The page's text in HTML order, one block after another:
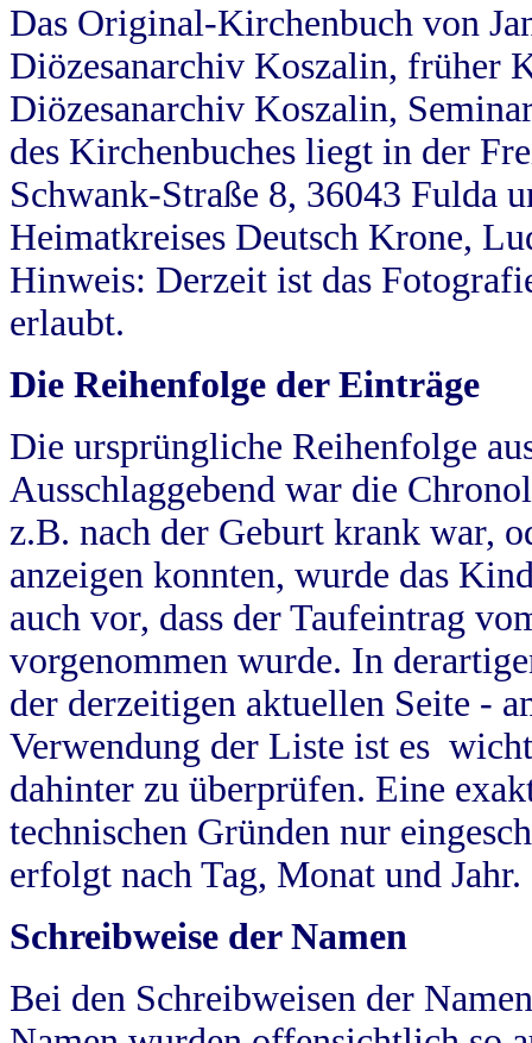
Das Original-Kirchenbuch von
Diözesanarchiv Koszalin, früher
Diözesanarchiv Koszalin,
des Kirchenbuches liegt in der
Schwank-Straße 8, 36043 Fulda
Heimatkreises Deutsch Krone,
Hinweis: Derzeit ist das
erlaubt.
Die Reihenfolge der Einträge
Die ursprüngliche Reihenfolge
Ausschlaggebend war die
z.B. nach der Geburt krank war,
anzeigen konnten, wurde das
auch vor, dass der Taufeintrag
vorgenommen wurde. In
der derzeitigen aktuellen Seite -
Verwendung der Liste ist es
dahinter zu überprüfen. Eine
technischen Gründen nur
erfolgt nach Tag, Monat und Jahr.
Schreibweise der Namen
Bei den Schreibweisen der